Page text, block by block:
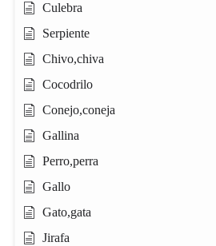
Culebra
Serpiente
Chivo,chiva
Cocodrilo
Conejo,coneja
Gallina
Perro,perra
Gallo
Gato,gata
Jirafa